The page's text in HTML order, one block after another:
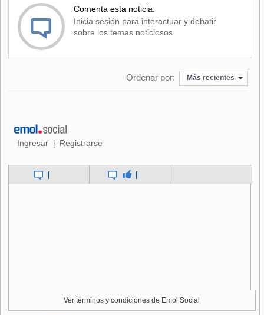
Comenta esta noticia:
Inicia sesión para interactuar y debatir
sobre los temas noticiosos.
Ordenar por: Más recientes
Ingresar | Registrarse
| |
Ver términos y condiciones de Emol Social